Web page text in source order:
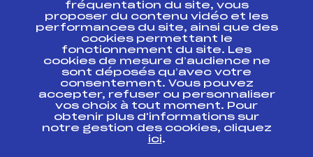
Ressources
Pass’Neige
Projet sportif fédéral
Projet de performance fédéral
Antidopage
Pôle Développement, Formation, Suivi
Scientifique
Listes ministérielles
Pôle vie de l’athlète
fréquentation du site, vous
proposer du contenu vidéo et les
performances du site, ainsi que des
cookies permettant le
fonctionnement du site. Les
cookies de mesure d’audience ne
sont déposés qu’avec votre
consentement. Vous pouvez
accepter, refuser ou personnaliser
vos choix à tout moment. Pour
obtenir plus d'informations sur
notre gestion des cookies, cliquez
ici.